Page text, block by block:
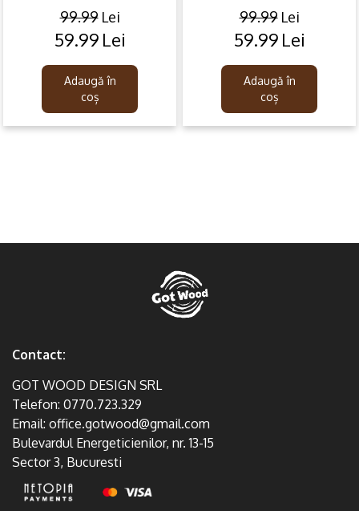
99.99 Lei
Original
was:
99.99lei.
59.99 Lei
Current
is:
59.99lei.
Adaugă în
coș
99.99 Lei
Original
was:
99.99lei.
59.99 Lei
Current
is:
59.99lei.
Adaugă în
coș
Contact:
GOT WOOD DESIGN SRL
Telefon: 0770.723.329
Email: office.gotwood@gmail.com
Bulevardul Energeticienilor, nr. 13-15
Sector 3, Bucuresti